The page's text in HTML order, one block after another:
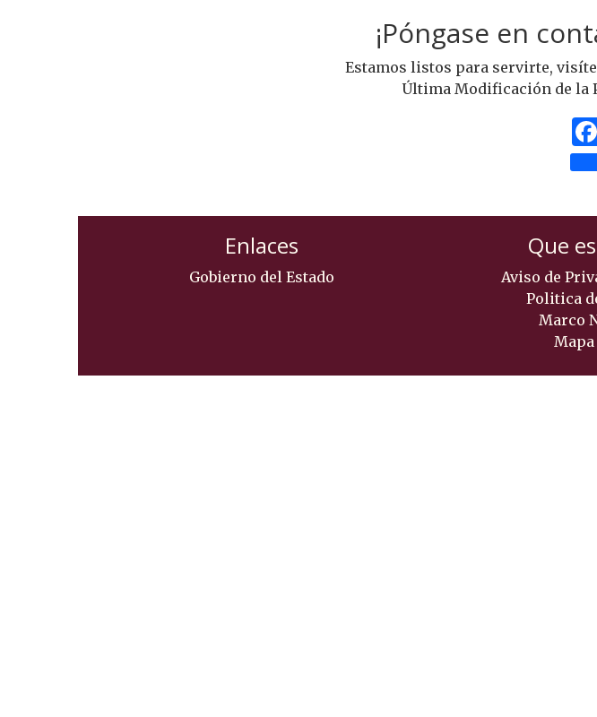
¡Póngase en
Estamos listos para servirte,
Última Modificación de la
Enlaces
Gobierno del Estado
Que
Aviso de
Politica
Marco